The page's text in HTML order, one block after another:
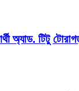
অ্যাড. টিটু